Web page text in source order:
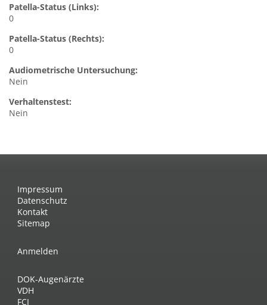
Patella-Status (Links):
0
Patella-Status (Rechts):
0
Audiometrische Untersuchung:
Nein
Verhaltenstest:
Nein
Impressum
Datenschutz
Kontakt
Sitemap
Anmelden
DOK-Augenärzte
VDH
FCI